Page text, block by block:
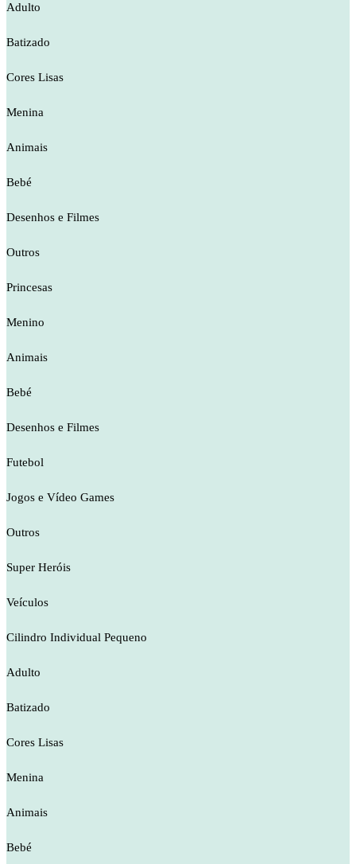
Adulto
Batizado
Cores Lisas
Menina
Animais
Bebé
Desenhos e Filmes
Outros
Princesas
Menino
Animais
Bebé
Desenhos e Filmes
Futebol
Jogos e Vídeo Games
Outros
Super Heróis
Veículos
Cilindro Individual Pequeno
Adulto
Batizado
Cores Lisas
Menina
Animais
Bebé